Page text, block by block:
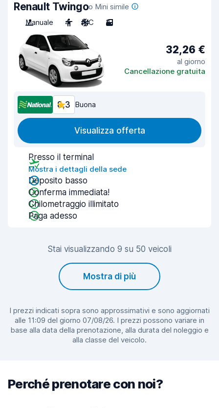
Renault Twingoo Mini simile
Manuale
4 A/C 3
32,26 €
al giorno
Cancellazione gratuita
8,3 Buona
Visualizza offerta
Presso il terminal
Mostra i dettagli della sede
Deposito basso
Conferma immediata!
Chilometraggio illimitato
Paga adesso
Stai visualizzando 9 su 50 veicoli
Mostra di più
I prezzi indicati sopra sono approssimativi e sono aggiornati
alle 11:09 del giorno 07/08/26. I prezzi possono variare in
base alla data della prenotazione, alla durata del noleggio e
alla classe del veicolo.
Perché prenotare con noi?